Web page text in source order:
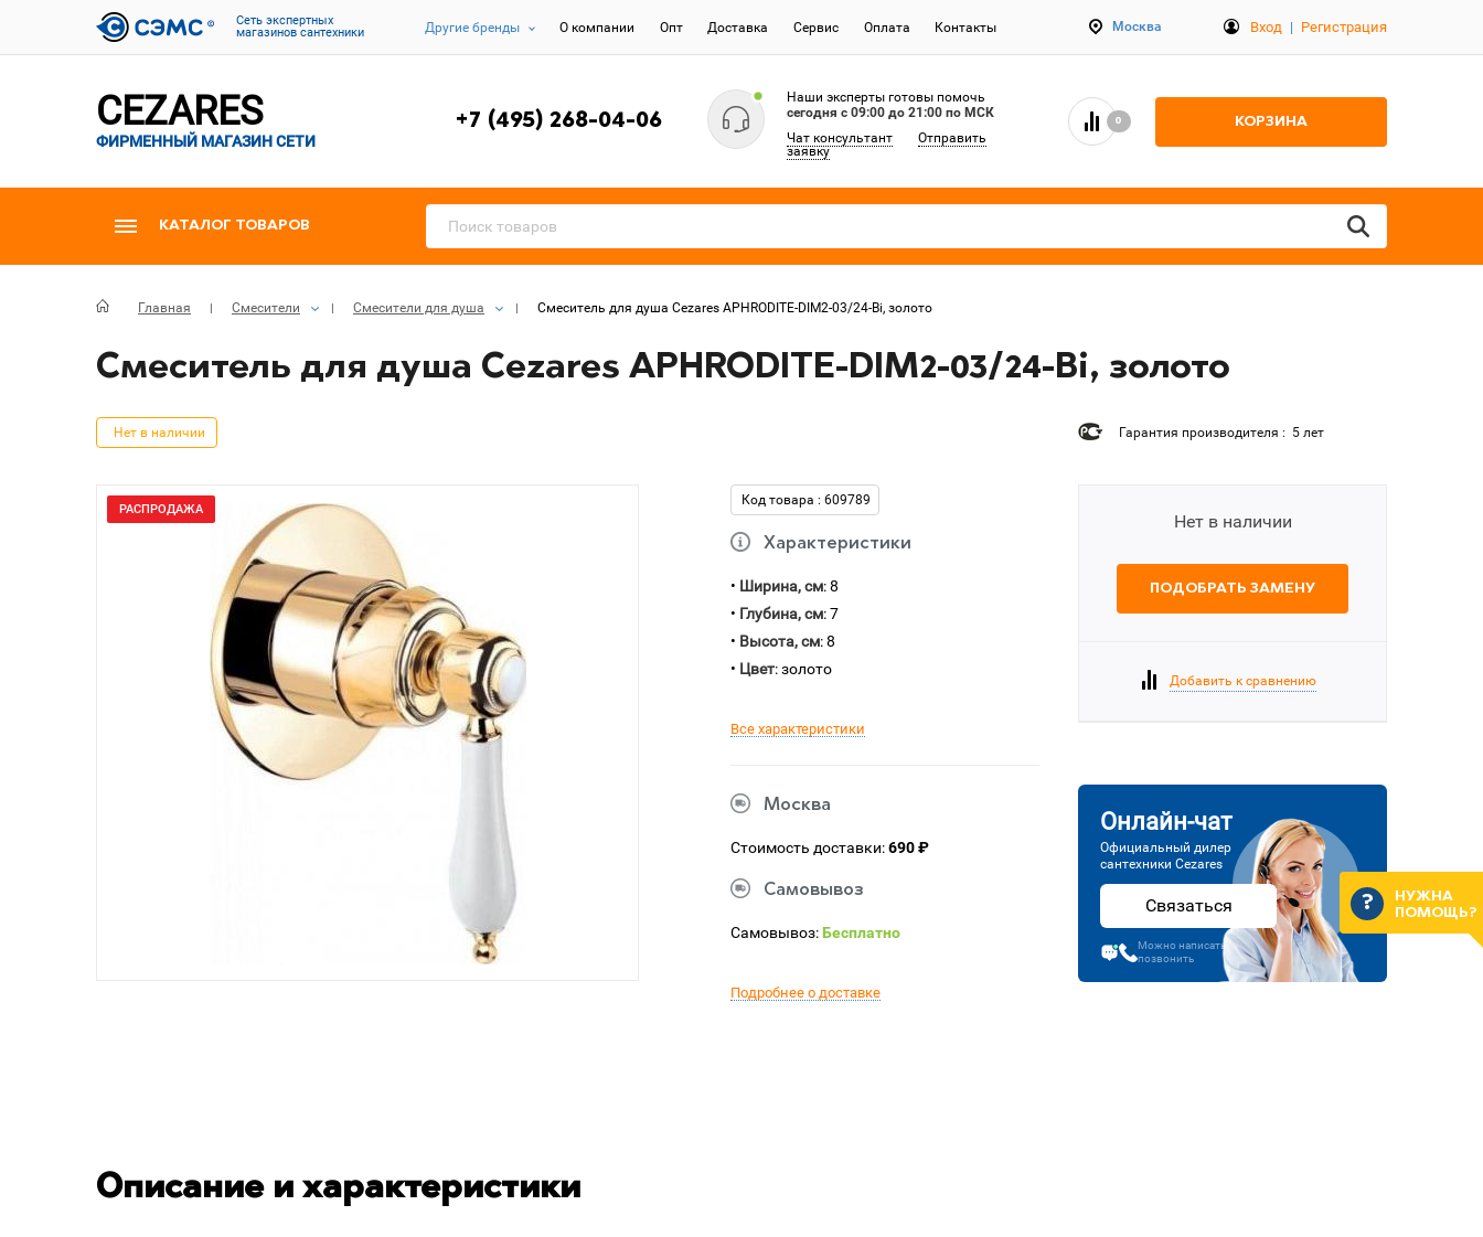
Cеть экспертных
магазинов сантехники
Другие бренды О компании Опт Доставка Сервис Оплата Контакты Москва Вход | Регистрация
CEZARES
ФИРМЕННЫЙ МАГАЗИН СЕТИ
+7 (495) 268-04-06
Наши эксперты готовы помочь
сегодня c 09:00 до 21:00 по МСК
Чат консультант
Отправить
заявку
0 КОРЗИНА
КАТАЛОГ ТОВАРОВ
Главная Смесители Смесители для душа Смеситель для душа Cezares APHRODITE-DIM2-03/24-Bi, золото
Смеситель для душа Cezares APHRODITE-DIM2-03/24-Bi, золото
Нет в наличии Гарантия производителя : 5 лет
РАСПРОДАЖА
Код товара : 609789
Характеристики
• Ширина, см: 8
• Глубина, см: 7
• Высота, см: 8
• Цвет: золото
Все характеристики
Москва
Стоимость доставки:690 ₽
Самовывоз
Самовывоз:Бесплатно
Подробнее о доставке
Нет в наличии
ПОДОБРАТЬ ЗАМЕНУ
Добавить к сравнению
Онлайн-чат
Официальный дилер
сантехники Cezares
Связаться
Можно написать или
позвонить
Описание и характеристики
НУЖНА
ПОМОЩЬ?